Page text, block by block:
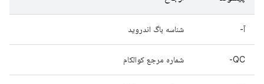
آ- شناسه باگ اندروید
QC- شماره مرجع کوالکام